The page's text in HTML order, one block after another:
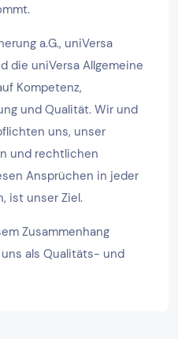
a.G., uniVersa
die uniVersa Allgemeine
Kompetenz,
und Qualität. Wir und
uns, unser
und rechtlichen
Ansprüchen in jeder
ist unser Ziel.
Zusammenhang
als Qualitäts- und